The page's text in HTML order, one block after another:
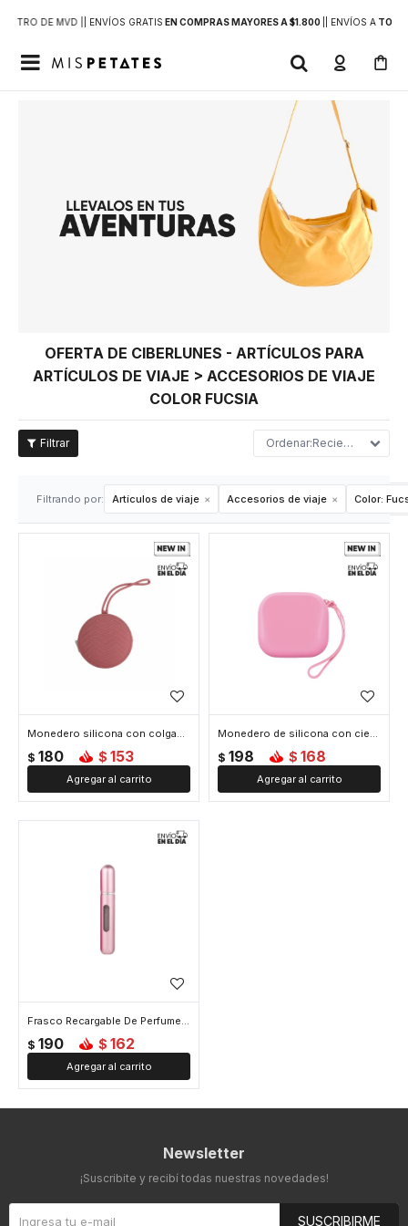
DE MVD | | ENVÍOS GRATIS EN COMPRAS MAYORES A $1.800 | ENVÍOS ATODO

OFERTA DE CIBERLUNES - ARTÍCULOS PARA
ARTÍCULOS DE VIAJE > ACCESORIOS DE VIAJE
COLOR FUCSIA
Recientes
Filtrando por: Artículos de viaje Accesorios de viaje Color:
Monedero silicona con colgante - Fucsia
$ 180 $ 153
Monedero de silicona con cierre - Fucsia
$ 198 $ 168
Frasco Recargable De Perfumes - Fucsia
$ 190 $ 162
Newsletter
¡Suscribite y recibí todas nuestras novedades!
SUSCRIBIRME